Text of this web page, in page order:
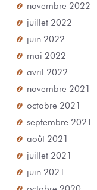
novembre 2022
juillet 2022
juin 2022
mai 2022
avril 2022
novembre 2021
octobre 2021
septembre 2021
août 2021
juillet 2021
juin 2021
octobre 2020